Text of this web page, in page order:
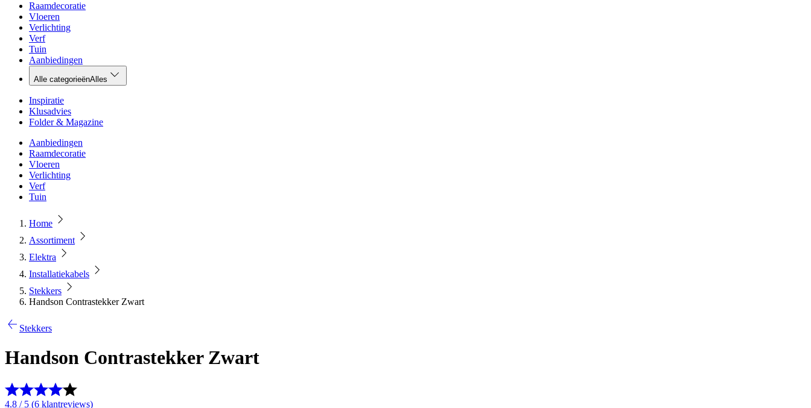
Raamdecoratie
Vloeren
Verlichting
Verf
Tuin
Aanbiedingen
Alle categorieënAlles
Inspiratie
Klusadvies
Folder & Magazine
Aanbiedingen
Raamdecoratie
Vloeren
Verlichting
Verf
Tuin
Home
Assortiment
Elektra
Installatiekabels
Stekkers
Handson Contrastekker Zwart
Stekkers
Handson Contrastekker Zwart
4.8 / 5 (6 klantreviews)